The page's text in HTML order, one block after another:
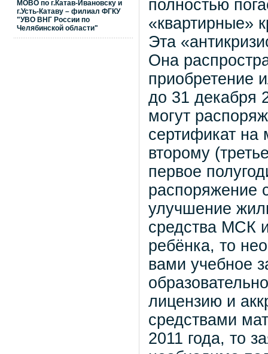
МОВО по г.Катав-Ивановску и
г.Усть-Катаву – филиал ФГКУ
"УВО ВНГ России по
Челябинской области"
полностью
«квартирные»
Эта
Она
приобретение
до 31 декабря
могут
сертификат на
второму
первое
распоряжение
улучшение
средства МСК
ребёнка, то
вами учебное
лицензию и
средствами
2011 года, то